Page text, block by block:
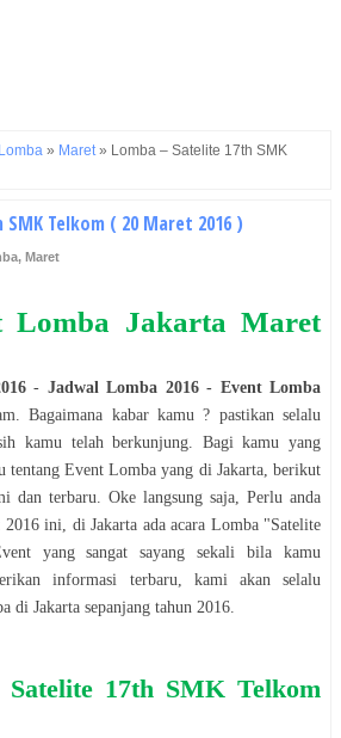
Lomba » Maret» Lomba – Satelite 17th SMK
Telkom ( 20 Maret 2016 )
, Maret
Lomba Jakarta Maret
- Jadwal Lomba 2016- Event Lomba
. Bagaimana kabar kamu ? pastikan selalu
kamu telah berkunjung. Bagi kamu yang
tentang EventLomba yang di Jakarta, berikut
dan terbaru. Oke langsung saja, Perlu anda
2016ini, diJakarta ada acara Lomba "Satelite
yang sangat sayang sekali bila kamu
informasi terbaru, kami akan selalu
di Jakarta sepanjang tahun 2016
Satelite 17th SMK Telkom